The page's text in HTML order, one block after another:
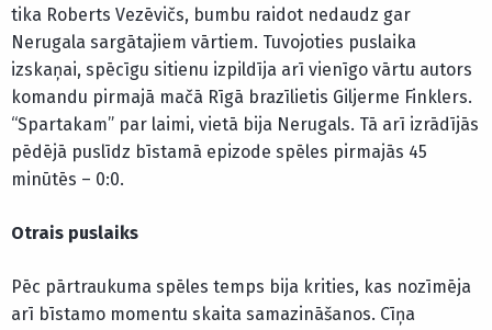
tika Roberts Vezēvičs, bumbu raidot nedaudz gar
Nerugala sargātajiem vārtiem. Tuvojoties puslaika
izskaņai, spēcīgu sitienu izpildīja arī vienīgo vārtu autors
komandu pirmajā mačā Rīgā brazīlietis Giljerme Finklers.
“Spartakam” par laimi, vietā bija Nerugals. Tā arī izrādījās
pēdējā puslīdz bīstamā epizode spēles pirmajās 45
minūtēs – 0:0.
Otrais puslaiks
Pēc pārtraukuma spēles temps bija krities, kas nozīmēja
arī bīstamo momentu skaita samazināšanos. Cīņa